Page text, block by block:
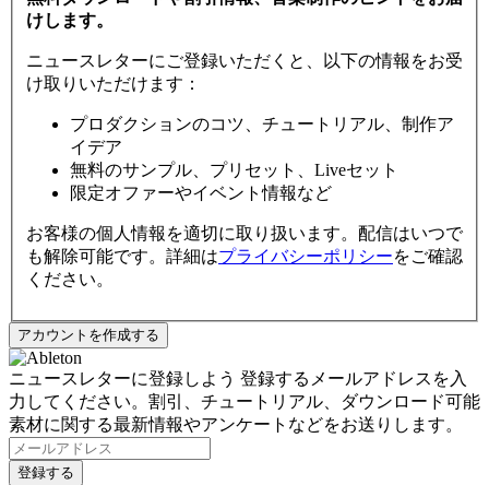
けします。
ニュースレターにご登録いただくと、以下の情報をお受
け取りいただけます：
プロダクションのコツ、チュートリアル、制作ア
イデア
無料のサンプル、プリセット、Liveセット
限定オファーやイベント情報など
お客様の個人情報を適切に取り扱います。配信はいつで
も解除可能です。詳細はプライバシーポリシーをご確認
ください。
ニュースレターに登録しよう 登録するメールアドレスを入
力してください。割引、チュートリアル、ダウンロード可能
素材に関する最新情報やアンケートなどをお送りします。